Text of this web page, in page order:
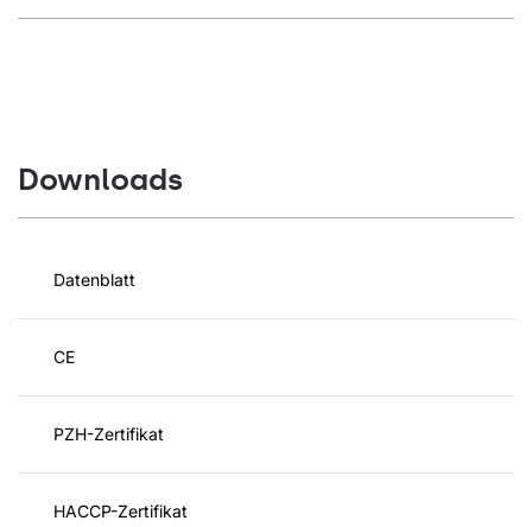
Downloads
Datenblatt
CE
PZH-Zertifikat
HACCP-Zertifikat